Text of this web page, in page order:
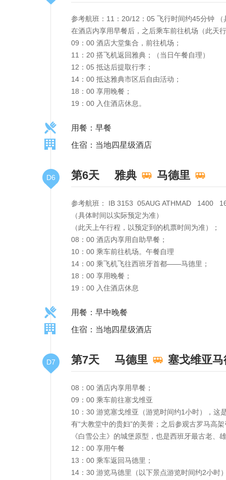
参考航班：11：20/12：05 飞行时间约45分钟
在酒店内享用早餐后，之后乘车前往机场（此天
09：00 酒店大堂集合，前往机场；
11：20 搭飞机返回雅典；（当日午餐自理）
12：05 抵达后提取行李；
14：00 抵达雅典市区后自由活动；
18：00 享用晚餐；
19：00 入住酒店休息。
用餐：早餐
住宿：当地四星级酒店
D6 第6天 雅典 马德里
参考航班： IB 3153 05AUG ATHMAD 1400
（具体时间以实际预定为准）
（此天上午行程，以预定到的机票时间为准）；
08：00 酒店内享用自助早餐；
10：00 乘车前往机场。午餐自理
14：00 乘飞机飞往西班牙首都——马德里；
18：00 享用晚餐；
19：00 入住酒店休息
用餐：早中晚餐
住宿：当地四星级酒店
D7 第7天 马德里 塞戈维亚
08：00 酒店内享用早餐；
09：00 乘车前往塞戈维亚
10：30 游览塞戈维亚（游览时间约1小时），这
有“大教堂中的贵妇”的美誉；之后参观古罗马高
《白雪公主》的城堡原型，也是西班牙最古老、
12：00 享用午餐
13：00 乘车返回马德里；
14：30 游览马德里（以下景点游览时间约2小时